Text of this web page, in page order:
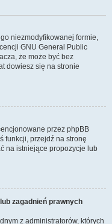
niezmodyfikowanej formie,
GNU General Public
że może być bez
dowiesz się na stronie
przez phpBB
funkcji, przejdź na stronę
na istniejące propozycje lub
zagadnień prawnych
z administratorów, których